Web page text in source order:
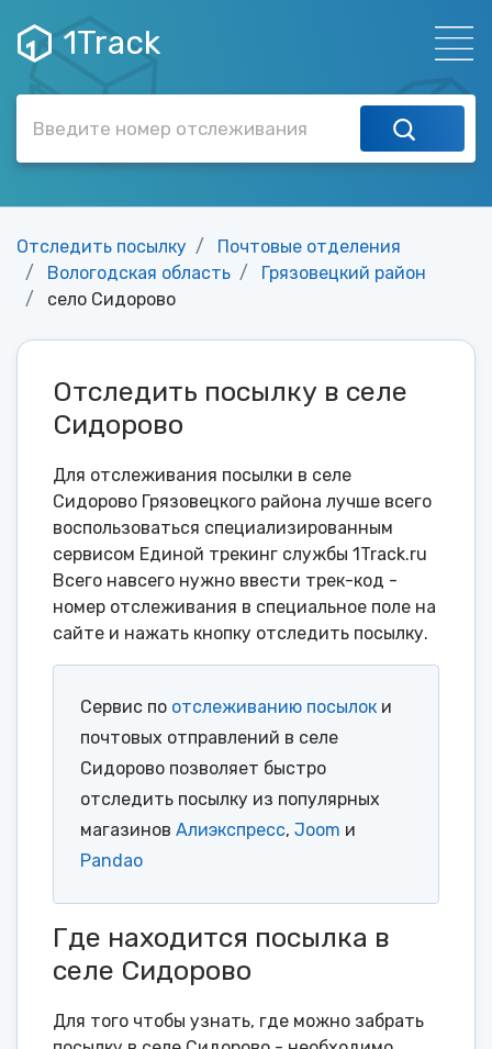
1Track
Отследить посылку
Почтовые отделения
Вологодская область
Грязовецкий район
село Сидорово
Отследить посылку в селе
Сидорово
Для отслеживания посылки в селе
Сидорово Грязовецкого района лучше всего
воспользоваться специализированным
сервисом Единой трекинг службы 1Track.ru
Всего навсего нужно ввести трек-код -
номер отслеживания в специальное поле на
сайте и нажать кнопку отследить посылку.
Сервис по отслеживанию посылок и
почтовых отправлений в селе
Сидорово позволяет быстро
отследить посылку из популярных
магазинов Алиэкспресс, Joom и
Pandao
Где находится посылка в
селе Сидорово
Для того чтобы узнать, где можно забрать